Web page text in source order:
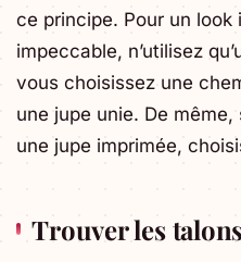
ce principe. Pour un look
impeccable, n’utilisez
vous choisissez une
une jupe unie. De
une jupe imprimée,
Trouver les